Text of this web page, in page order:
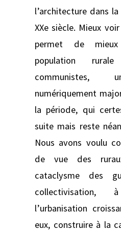
l’architecture dans
XXe siècle. Mieux
permet de
population
communistes,
numériquement
la période, qui
suite mais reste
Nous avons voulu
de vue des
cataclysme des
l’urbanisation
eux, construire à la